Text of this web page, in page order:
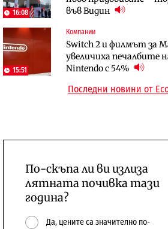
16:08
във Видин
15:51
Компании
Switch 2 и филмът за
увеличиха печалбите
Nintendo с 54%
откажат напълно от
Публични финанси
Общините вече
централната власт за
Отрасли
Жилищата в България
поскъпват при
население и все повече
Последни новини от
По-скъпа ли ви излиза
лятната почивка тази
година?
Да, цените са значително по-